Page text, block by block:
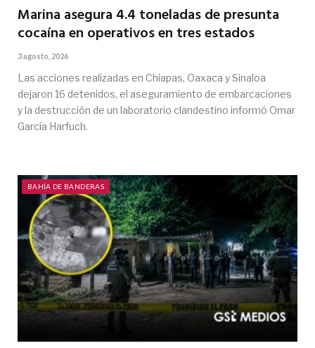
Marina asegura 4.4 toneladas de presunta
cocaína en operativos en tres estados
3 agosto, 2026
Las acciones realizadas en Chiapas, Oaxaca y Sinaloa
dejaron 16 detenidos, el aseguramiento de embarcaciones
y la destrucción de un laboratorio clandestino informó Omar
García Harfuch.
BAHÍA DE BANDERAS